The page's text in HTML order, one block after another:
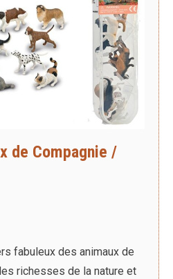
de Compagnie /
fabuleux des animaux de
richesses de la nature et